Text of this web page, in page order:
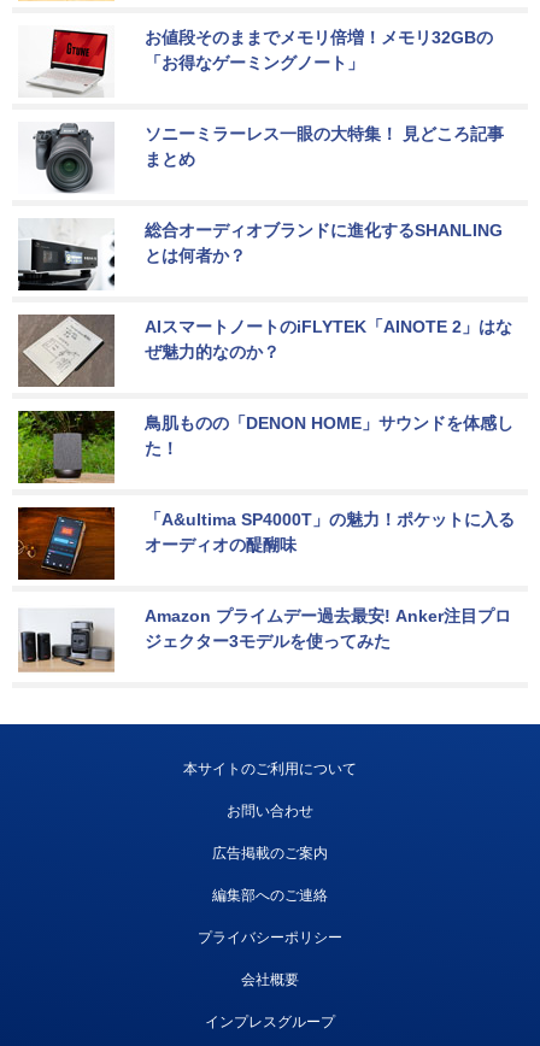
お値段そのままでメモリ倍増！メモリ32GBの
「お得なゲーミングノート」
ソニーミラーレス一眼の大特集！ 見どころ記事
まとめ
総合オーディオブランドに進化するSHANLING
とは何者か？
AIスマートノートのiFLYTEK「AINOTE 2」はな
ぜ魅力的なのか？
鳥肌ものの「DENON HOME」サウンドを体感し
た！
「A&ultima SP4000T」の魅力！ポケットに入る
オーディオの醍醐味
Amazon プライムデー過去最安! Anker注目プロ
ジェクター3モデルを使ってみた
本サイトのご利用について
お問い合わせ
広告掲載のご案内
編集部へのご連絡
プライバシーポリシー
会社概要
インプレスグループ